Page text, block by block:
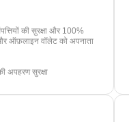
की सुरक्षा और 100%
ऑफ़लाइन वॉलेट को अपनाता
अपहरण सुरक्षा